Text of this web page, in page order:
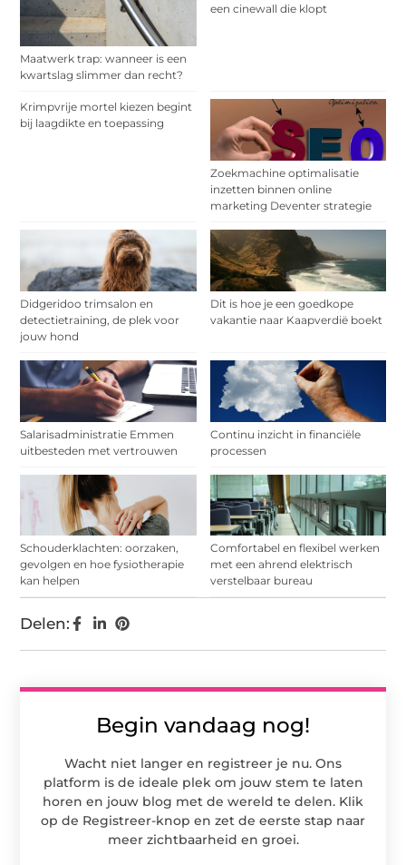
Maatwerk trap: wanneer is een
kwartslag slimmer dan recht?
een cinewall die klopt
Krimpvrije mortel kiezen begint
bij laagdikte en toepassing
Zoekmachine optimalisatie
inzetten binnen online
marketing Deventer strategie
Didgeridoo trimsalon en
detectietraining, de plek voor
jouw hond
Dit is hoe je een goedkope
vakantie naar Kaapverdië boekt
Salarisadministratie Emmen
uitbesteden met vertrouwen
Continu inzicht in financiële
processen
Schouderklachten: oorzaken,
gevolgen en hoe fysiotherapie
kan helpen
Comfortabel en flexibel werken
met een ahrend elektrisch
verstelbaar bureau
Begin vandaag nog!
Wacht niet langer en registreer je nu. Ons
platform is de ideale plek om jouw stem te laten
horen en jouw blog met de wereld te delen. Klik
op de Registreer-knop en zet de eerste stap naar
meer zichtbaarheid en groei.
Delen: